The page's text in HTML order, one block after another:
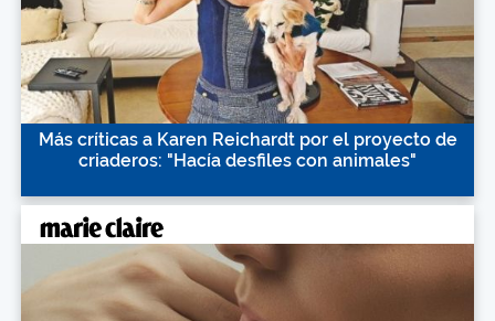
Más críticas a Karen Reichardt por el proyecto de
criaderos: "Hacía desfiles con animales"